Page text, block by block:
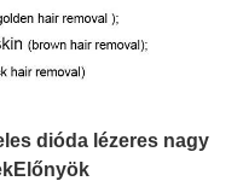
dióda lézeres nagy
Előnyök